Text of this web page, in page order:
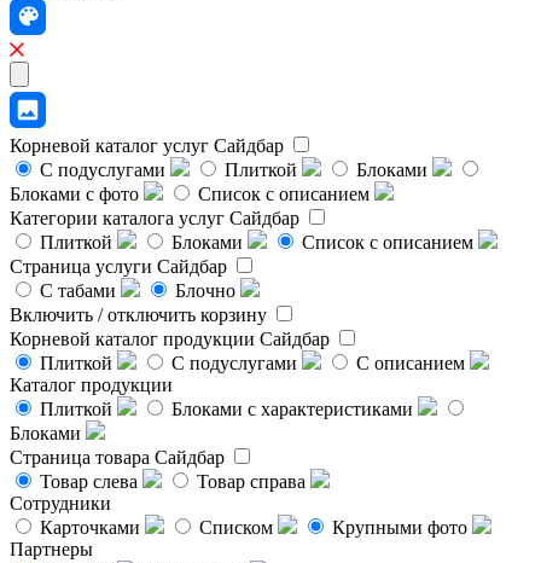
Корневой каталог услуг Сайдбар
С подуслугами
Плиткой
Блоками
Блоками с фото
Список с описанием
Категории каталога услуг Сайдбар
Плиткой
Блоками
Список с описанием
Страница услуги Сайдбар
С табами
Блочно
Включить / отключить корзину
Корневой каталог продукции Сайдбар
Плиткой
С подуслугами
С описанием
Каталог продукции
Плиткой
Блоками с характеристиками
Блоками
Страница товара Сайдбар
Товар слева
Товар справа
Сотрудники
Карточками
Списком
Крупными фото
Партнеры